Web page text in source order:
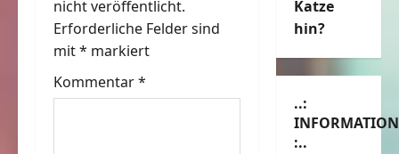
n
a
v
nicht veröffentlicht.
Erforderliche Felder sind
mit* markiert
Kommentar*
Katze
hin?
..:
:..